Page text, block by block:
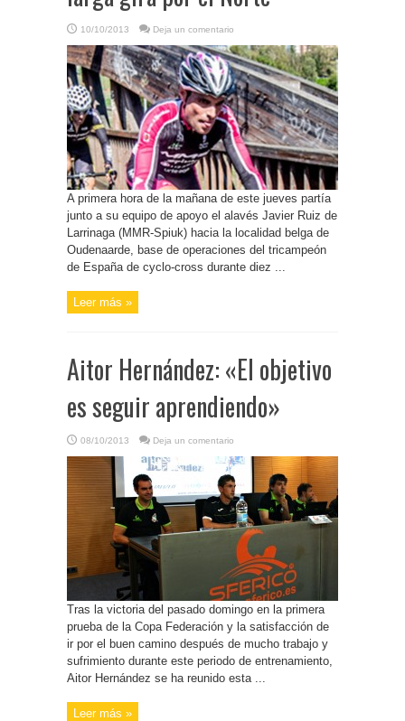
10/10/2013 Deja un comentario
A primera hora de la mañana de este jueves partía
junto a su equipo de apoyo el alavés Javier Ruiz de
Larrinaga (MMR-Spiuk) hacia la localidad belga de
Oudenaarde, base de operaciones del tricampeón
de España de cyclo-cross durante diez ...
Leer más »
Aitor Hernández: «El objetivo
es seguir aprendiendo»
08/10/2013 Deja un comentario
Tras la victoria del pasado domingo en la primera
prueba de la Copa Federación y la satisfacción de
ir por el buen camino después de mucho trabajo y
sufrimiento durante este periodo de entrenamiento,
Aitor Hernández se ha reunido esta ...
Leer más »